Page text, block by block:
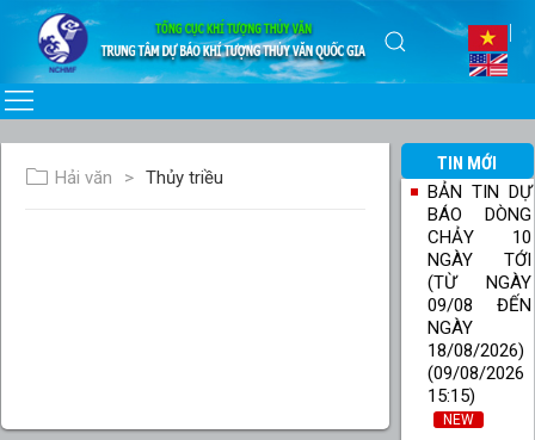
Hải văn Thủy triều
TIN MỚI
BẢN TIN DỰ
BÁO DÒNG
CHẢY 10
NGÀY TỚI
(TỪ NGÀY
09/08 ĐẾN
NGÀY
18/08/2026)
(09/08/2026
15:15)
NEW